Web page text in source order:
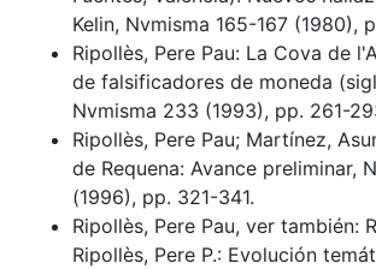
Kelin, Nvmisma 165-167 (1980),
Ripollès, Pere Pau: La Cova de
de falsificadores de moneda
Nvmisma 233 (1993), pp. 261-
Ripollès, Pere Pau; Martínez,
de Requena: Avance preliminar,
(1996), pp. 321-341.
Ripollès, Pere Pau, ver también:
Ripollès, Pere P.: Evolución